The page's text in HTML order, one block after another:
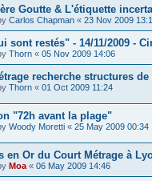
Goutte & L'étiquette
Carlos Chapman « 23 Nov 2009
sont restés" - 14/11/2009 -
Thorn « 05 Nov 2009 14:06
recherche structures
Thorn « 01 Oct 2009 11:24
"72h avant la plage"
Woody Moretti « 25 May 2009 00:34
en Or du Court Métrage à
Moa « 06 May 2009 14:46